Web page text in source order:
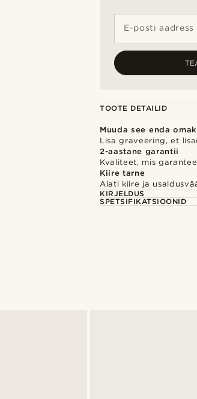
E-posti aadress
TOOTE DETAILID
Muuda see enda
Lisa graveering, et
2-aastane garantii
Kvaliteet, mis
Kiire tarne
Alati kiire ja
KIRJELDUS
SPETSIFIKATSIOONID